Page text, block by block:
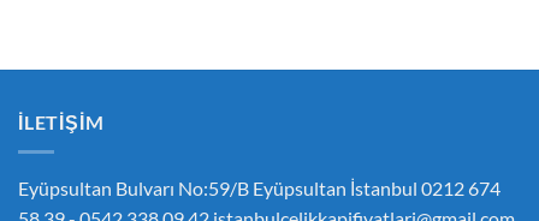
İLETIŞIM
Eyüpsultan Bulvarı No:59/B Eyüpsultan İstanbul 0212 674